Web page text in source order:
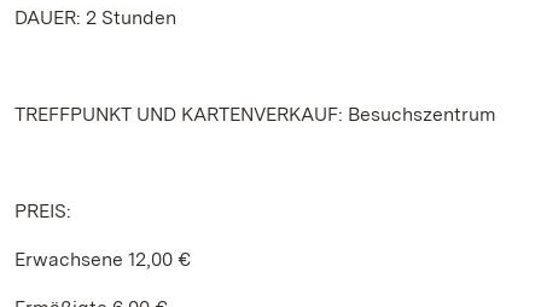
DAUER: 2 Stunden
TREFFPUNKT UND KARTENVERKAUF: Besuchszentrum
PREIS:
Erwachsene 12,00 €